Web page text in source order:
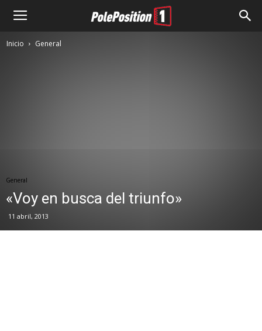
Inicio General
General
«Voy en busca del triunfo»
11 abril, 2013